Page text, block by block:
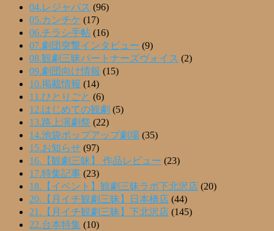
04.レジャパス (96)
05.カンチケ (17)
06.チラシ手帖 (16)
07.劇団突撃インタビュー (9)
08.観劇三昧パートナーズヴォイス (2)
09.劇団向け情報 (15)
10.掲載情報 (14)
11.ひとりごと (6)
12.はじめての観劇 (5)
13.路上演劇祭 (22)
14.池袋ポップアップ劇場 (35)
15.お知らせ (97)
16.【観劇三昧】 作品レビュー (23)
17.特集記事 (23)
18.【イベント】観劇三昧ラボ下北沢店 (20)
20.【月イチ観劇三昧】日本橋店 (44)
21.【月イチ観劇三昧】下北沢店 (145)
22.台本特集 (10)